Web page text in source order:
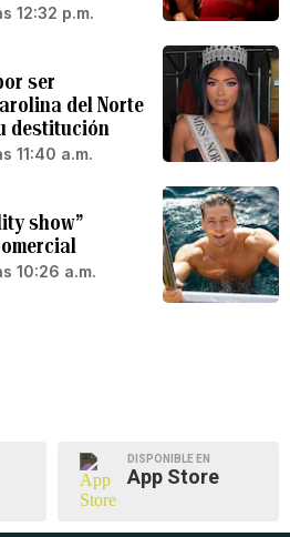
12:32 p.m.
ser
del Norte
destitución
11:40 a.m.
show”
10:26 a.m.
DISPONIBLE EN
App Store